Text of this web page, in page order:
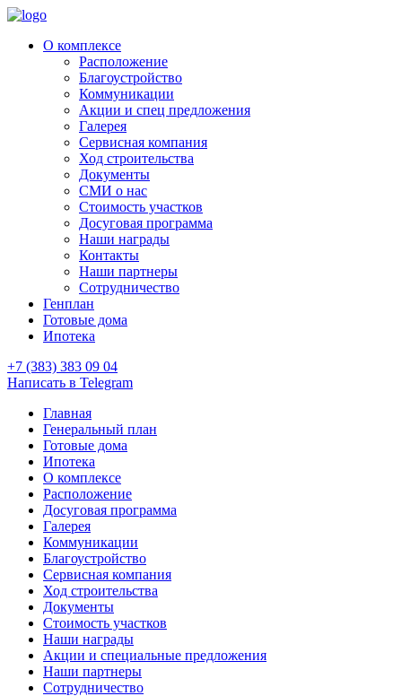
О комплексе
Расположение
Благоустройство
Коммуникации
Акции и спец предложения
Галерея
Сервисная компания
Ход строительства
Документы
СМИ о нас
Стоимость участков
Досуговая программа
Наши награды
Контакты
Наши партнеры
Сотрудничество
Генплан
Готовые дома
Ипотека
+7 (383) 383 09 04
Написать в Telegram
Главная
Генеральный план
Готовые дома
Ипотека
О комплексе
Расположение
Досуговая программа
Галерея
Коммуникации
Благоустройство
Сервисная компания
Ход строительства
Документы
Стоимость участков
Наши награды
Акции и специальные предложения
Наши партнеры
Сотрудничество